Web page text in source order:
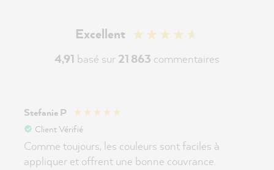
Excellent
4,91 basé sur 21 863 commentaires
Anonym
Client Vérifié
Chère équipe MissPompadNotre équipe, tout a
très bien fonctionné. Le choix des couleurs est